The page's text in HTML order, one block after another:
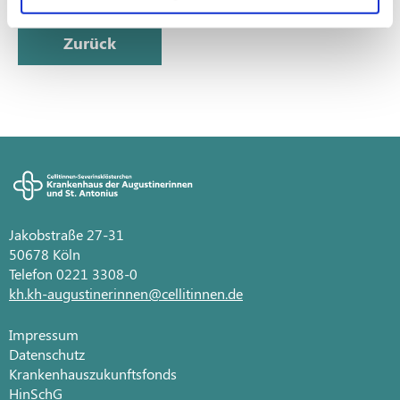
Zurück
Jakobstraße 27-31
50678 Köln
Telefon 0221 3308-0
kh.kh-augustinerinnen@cellitinnen.de
Impressum
Datenschutz
Krankenhauszukunftsfonds
HinSchG